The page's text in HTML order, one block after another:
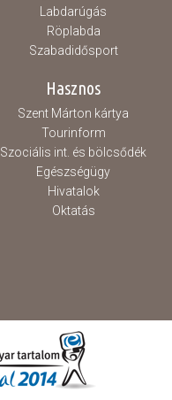
Labdarúgás
Röplabda
Szabadidősport
Hasznos
Szent Márton kártya
Tourinform
Szociális int. és bölcsődék
Egészségügy
Hivatalok
Oktatás